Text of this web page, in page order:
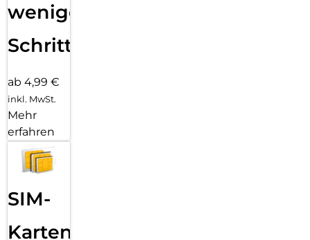
wenigen
Schritten
ab 4,99 €
inkl. MwSt.
Mehr
erfahren
SIM-
Karten